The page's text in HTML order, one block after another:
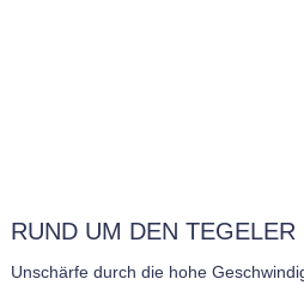
RUND UM DEN
Unschärfe durch die hohe